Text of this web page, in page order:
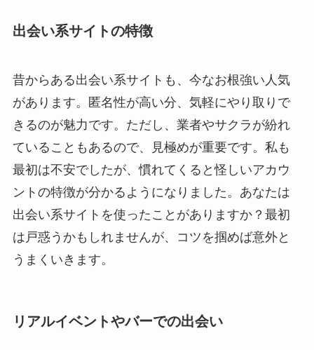
出会い系サイトの特徴
昔からある出会い系サイトも、今なお根強い人気
があります。匿名性が高い分、気軽にやり取りで
きるのが魅力です。ただし、業者やサクラが紛れ
ていることもあるので、見極めが重要です。私も
最初は不安でしたが、慣れてくると怪しいアカウ
ントの特徴が分かるようになりました。あなたは
出会い系サイトを使ったことがありますか？最初
は戸惑うかもしれませんが、コツを掴めば意外と
うまくいきます。
リアルイベントやバーでの出会い